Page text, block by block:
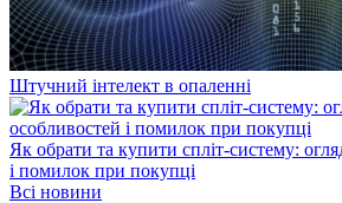
Штучний інтелект в опаленні
Як обрати та купити спліт-систему:
і помилок при покупці
Всі новини